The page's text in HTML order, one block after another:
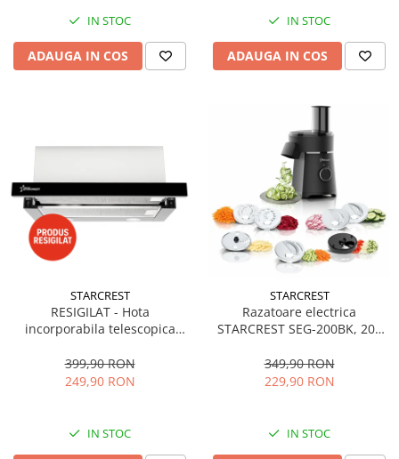
IN STOC
ADAUGA IN COS
IN STOC
ADAUGA IN COS
STARCREST
RESIGILAT - Hota
incorporabila telescopica
Putere de absorbtie 550 m3/h,
1 Motor, 2 Trepte putere, 60
399,90 RON
249,90 RON
IN STOC
STARCREST
Razatoare electrica
STARCREST SEG-200BK, 200
349,90 RON
229,90 RON
IN STOC